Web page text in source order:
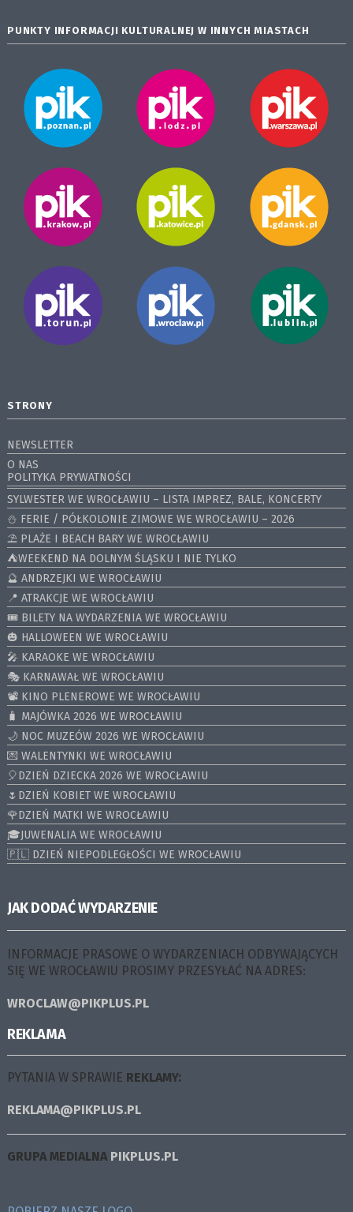
PUNKTY INFORMACJI KULTURALNEJ W INNYCH MIASTACH
STRONY
NEWSLETTER
O NAS
POLITYKA PRYWATNOŚCI
SYLWESTER WE WROCŁAWIU – LISTA IMPREZ, BALE, KONCERTY
⛄️ FERIE / PÓŁKOLONIE ZIMOWE WE WROCŁAWIU – 2026
⛱️ PLAŻE I BEACH BARY WE WROCŁAWIU
⛺️WEEKEND NA DOLNYM ŚLĄSKU I NIE TYLKO
🔮 ANDRZEJKI WE WROCŁAWIU
📍 ATRAKCJE WE WROCŁAWIU
🎟️ BILETY NA WYDARZENIA WE WROCŁAWIU
🎃 HALLOWEEN WE WROCŁAWIU
🎤 KARAOKE WE WROCŁAWIU
🎭 KARNAWAŁ WE WROCŁAWIU
📽️ KINO PLENEROWE WE WROCŁAWIU
🧳 MAJÓWKA 2026 WE WROCŁAWIU
🌙 NOC MUZEÓW 2026 WE WROCŁAWIU
💌 WALENTYNKI WE WROCŁAWIU
🎈DZIEŃ DZIECKA 2026 WE WROCŁAWIU
🌷DZIEŃ KOBIET WE WROCŁAWIU
🌹DZIEŃ MATKI WE WROCŁAWIU
🎓JUWENALIA WE WROCŁAWIU
🇵🇱 DZIEŃ NIEPODLEGŁOŚCI WE WROCŁAWIU
JAK DODAĆ WYDARZENIE
INFORMACJE PRASOWE O WYDARZENIACH ODBYWAJĄCYCH
SIĘ WE WROCŁAWIU PROSIMY PRZESYŁAĆ NA ADRES:
WROCLAW@PIKPLUS.PL
REKLAMA
PYTANIA W SPRAWIE REKLAMY:
REKLAMA@PIKPLUS.PL
GRUPA MEDIALNA PIKPLUS.PL